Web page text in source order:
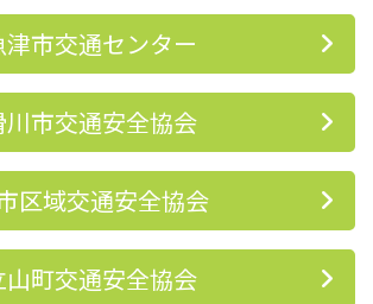
津市交通センター
川市交通安全協会
区域交通安全協会
山町交通安全協会